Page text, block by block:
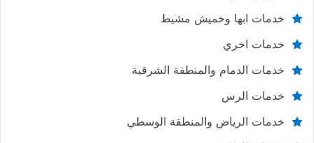
خدمات ابها وخميش مشيط
خدمات اخري
خدمات الدمام والمنطقة الشرقية
خدمات الرس
خدمات الرياض والمنطقة الوسطي